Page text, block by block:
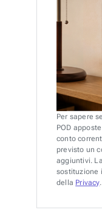
Per sapere
POD
conto
previsto un
aggiuntivi.
sostituzione
della Privacy.